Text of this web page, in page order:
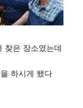
찾은 장소였는데
하시게 됐다